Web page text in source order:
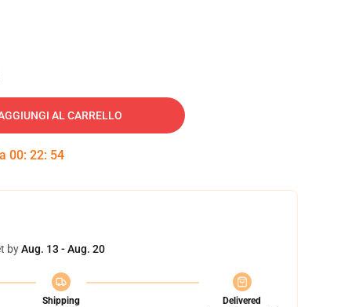
AL CARRELLO
00: 22: 53
byAug. 13 - Aug. 20
Shipping
Delivered